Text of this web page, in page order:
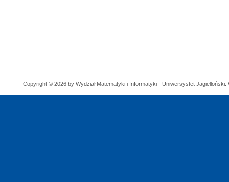
Copyright © 2026 by Wydział Matematyki i Informatyki - Uniwersystet